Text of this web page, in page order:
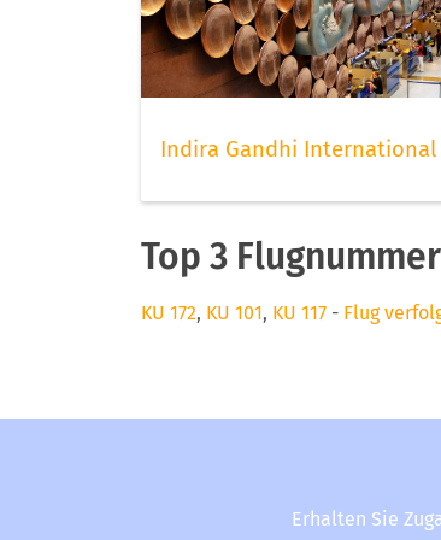
Indira Gandhi
Top 3
KU 172, KU 101, KU 117 - Flug
Erhalten Sie